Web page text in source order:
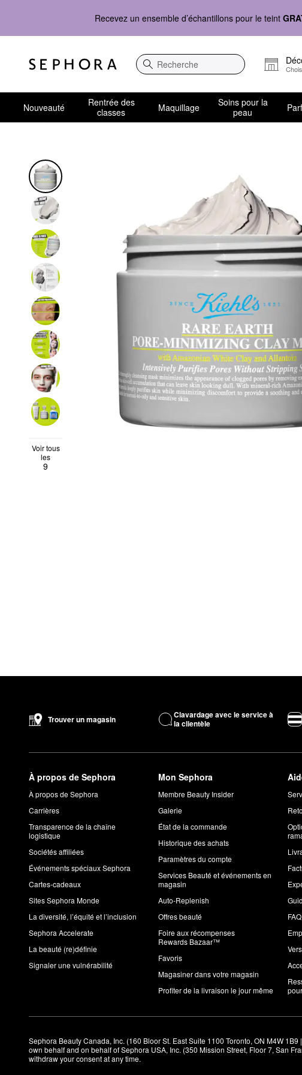
Recevez un ensemble d’échantillons pour le teint
Recherche
Nouveauté
Rentrée des
classes
Maquillage
Soins pour la
peau
Voir tous
les
9
Trouver un magasin
Clavardage avec le service à
la clientèle
À propos de Sephora
À propos de Sephora
Carrières
Transparence de la chaîne
logistique
Sociétés affiliées
Événements spéciaux Sephora
Cartes-cadeaux
Sites Sephora Monde
La diversité, l’équité et l’inclusion
Sephora Accelerate
La beauté (re)définie
Signaler une vulnérabilité
Mon Sephora
Membre Beauty Insider
Galerie
État de la commande
Historique des achats
Paramètres du compte
Services Beauté et événements en
magasin
Auto-Replenish
Offres beauté
Foire aux récompenses
Rewards Bazaar™
Favoris
Magasiner dans votre magasin
Profiter de la livraison le jour même
Sephora Beauty Canada, Inc. (160 Bloor St. East Suite 1100 Toronto, ON M4W
own behalf and on behalf of Sephora USA, Inc. (350 Mission Street, Floor 7, San
withdraw your consent at any time.